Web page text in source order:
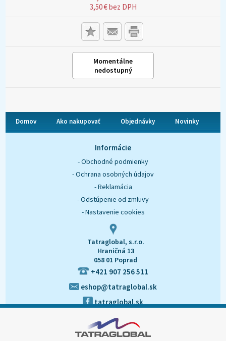
3,50€bez DPH
Momentálne
nedostupný
Domov Ako nakupovať Objednávky Novinky
Informácie
- Obchodné podmienky
- Ochrana osobných údajov
- Reklamácia
- Odstúpenie od zmluvy
- Nastavenie cookies
Tatraglobal, s.r.o.
Hraničná 13
058 01 Poprad
+421 907 256 511
eshop@tatraglobal.sk
tatraglobal.sk